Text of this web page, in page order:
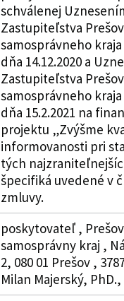
schválenej
Zastupiteľstva
samosprávneho kraja
dňa 14.12.2020 a
Zastupiteľstva
samosprávneho kraja
dňa 15.2.2021 na
projektu „Zvýšme
informovanosti pri
tých
špecifiká uvedené v
zmluvy.
poskytovateľ ,
samosprávny kraj ,
2, 080 01 Prešov ,
Milan Majerský,